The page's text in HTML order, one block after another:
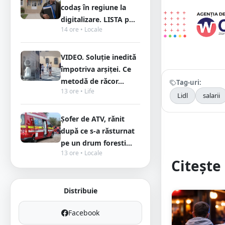
codaș în regiune la
digitalizare. LISTA p...
14 ore • Locale
VIDEO. Soluție inedită
împotriva arșiței. Ce
metodă de răcor...
13 ore • Life
Șofer de ATV, rănit
după ce s-a răsturnat
pe un drum foresti...
13 ore • Locale
Distribuie
Facebook
Tag-uri:
Lidl
salarii
Citește